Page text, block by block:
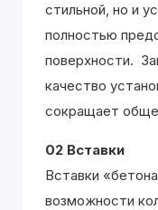
стильной, но и
полностью
поверхности.
качество
сокращает
02 Вставки
Вставки
возможности